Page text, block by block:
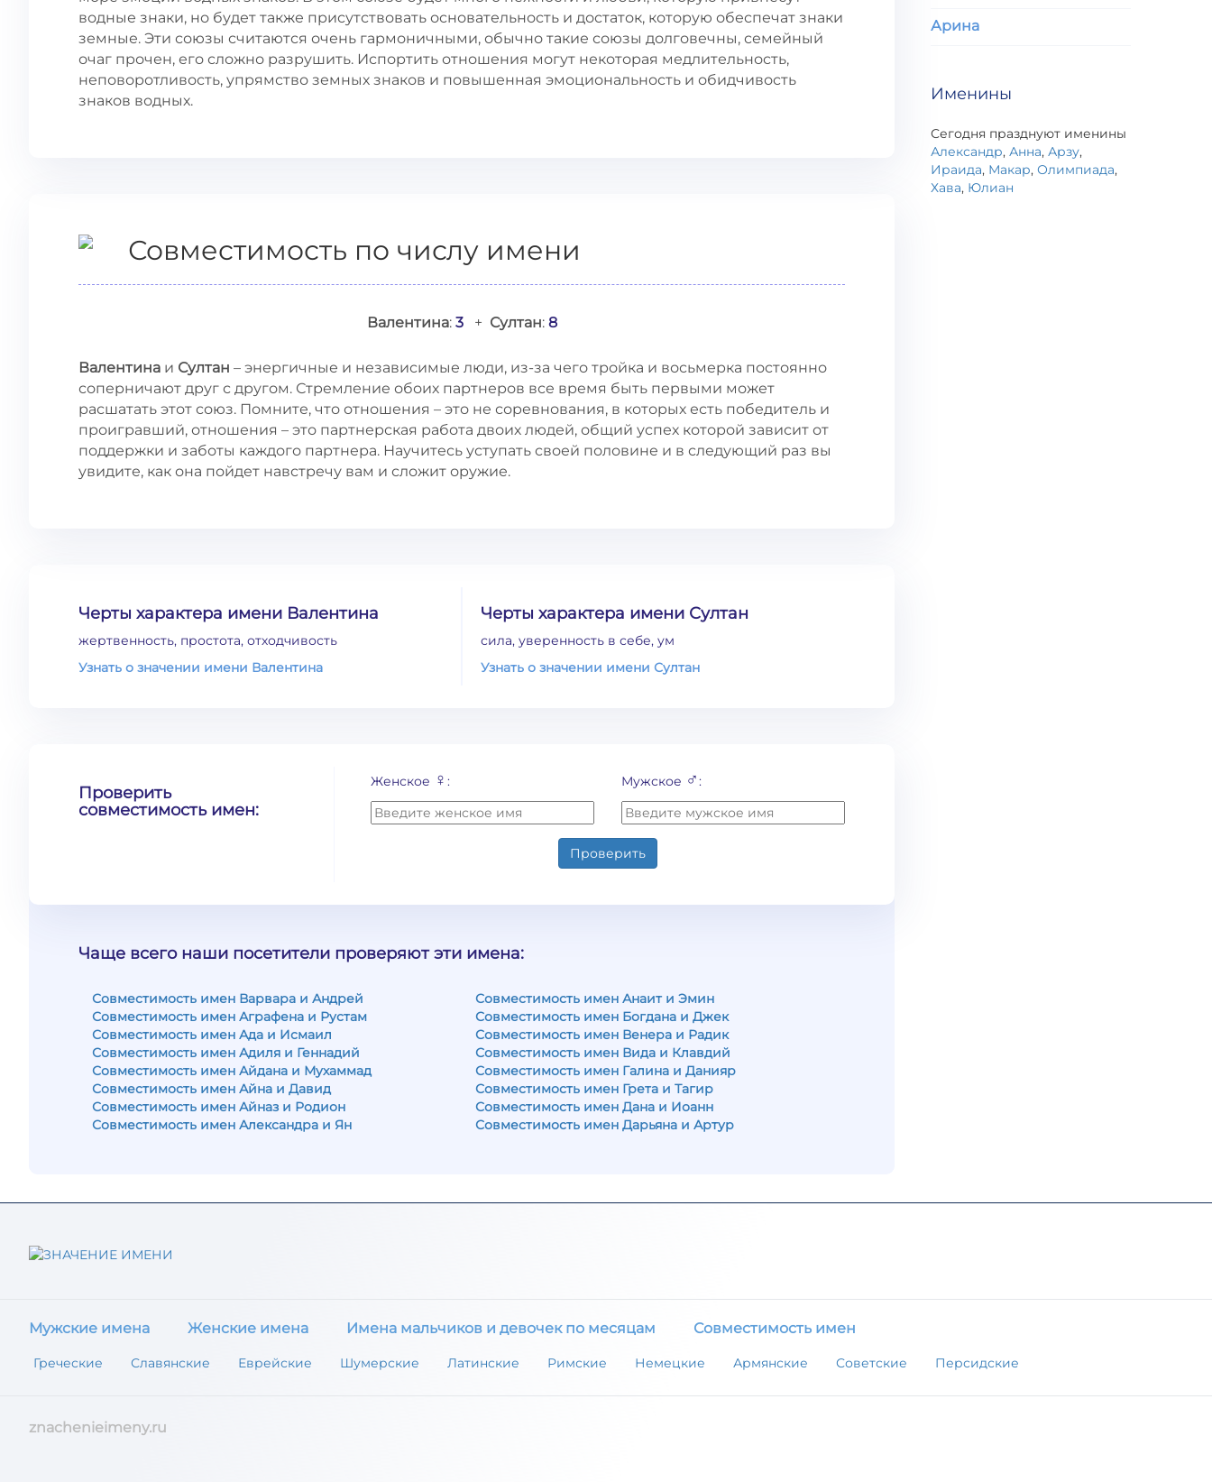
водные знаки, но будет также присутствовать основательность и достаток, которую обеспечат знаки
земные. Эти союзы считаются очень гармоничными, обычно такие союзы долговечны, семейный
очаг прочен, его сложно разрушить. Испортить отношения могут некоторая медлительность,
неповоротливость, упрямство земных знаков и повышенная эмоциональность и обидчивость
знаков водных.
Совместимость по числу имени
Валентина: 3+ Султан: 8
Валентина и Султан – энергичные и независимые люди, из-за чего тройка и восьмерка постоянно
соперничают друг с другом. Стремление обоих партнеров все время быть первыми может
расшатать этот союз. Помните, что отношения – это не соревнования, в которых есть победитель и
проигравший, отношения – это партнерская работа двоих людей, общий успех которой зависит от
поддержки и заботы каждого партнера. Научитесь уступать своей половине и в следующий раз вы
увидите, как она пойдет навстречу вам и сложит оружие.
Черты характера имени Валентина
жертвенность, простота, отходчивость
Узнать о значении имени Валентина
Черты характера имени Султан
сила, уверенность в себе, ум
Узнать о значении имени Султан
Проверить
совместимость имен:
Женское ♀: Мужское ♂:
Проверить
Чаще всего наши посетители проверяют эти имена:
Совместимость имен Варвара и Андрей
Совместимость имен Аграфена и Рустам
Совместимость имен Ада и Исмаил
Совместимость имен Адиля и Геннадий
Совместимость имен Айдана и Мухаммад
Совместимость имен Айна и Давид
Совместимость имен Айназ и Родион
Совместимость имен Александра и Ян
Совместимость имен Анаит и Эмин
Совместимость имен Богдана и Джек
Совместимость имен Венера и Радик
Совместимость имен Вида и Клавдий
Совместимость имен Галина и Данияр
Совместимость имен Грета и Тагир
Совместимость имен Дана и Иоанн
Совместимость имен Дарьяна и Артур
Арина
Именины
Сегодня празднуют именины
Александр, Анна, Арзу,
Ираида, Макар, Олимпиада,
Хава, Юлиан
Мужские имена Женские имена Имена мальчиков и девочек по месяцам Совместимость имен
Греческие Славянские Еврейские Шумерские Латинские Римские Немецкие Армянские Советские Персидские
znachenieimeny.ru